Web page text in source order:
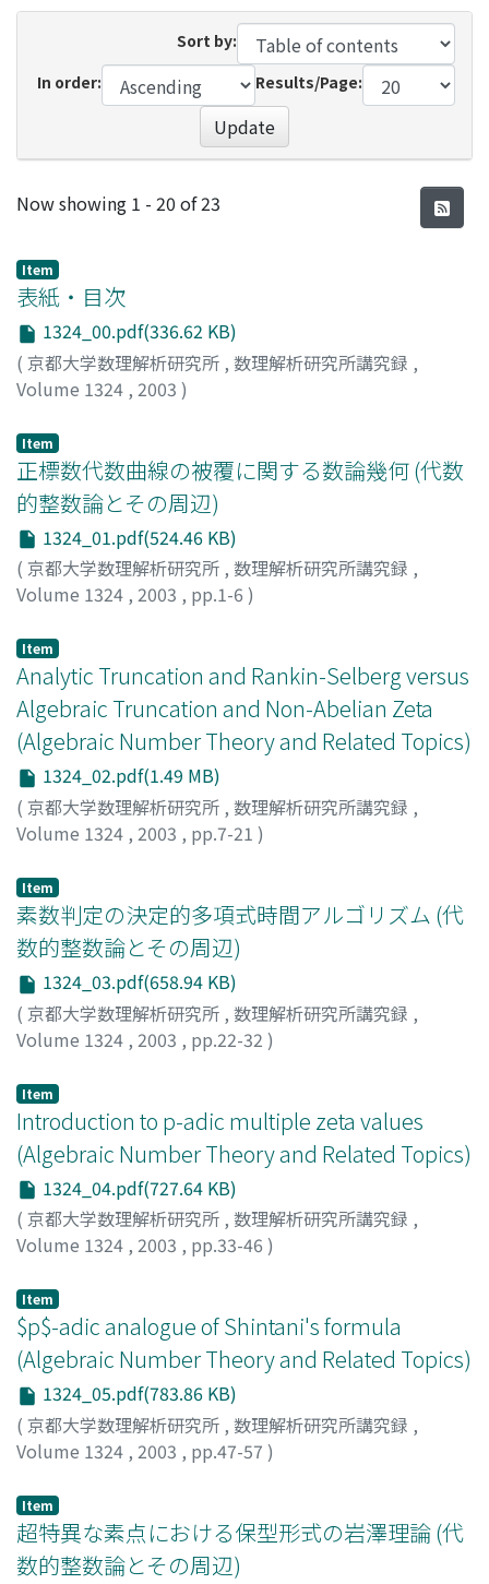
Sort by:
In order:
Results/Page:
Update
Recent Submissions
Now showing 1 - 20 of 23
Item
表紙・目次
1324_00.pdf(336.62 KB)
( 京都大学数理解析研究所 , 数理解析研究所講究録 ,
Volume 1324 , 2003 )
Item
正標数代数曲線の被覆に関する数論幾何 (代数
的整数論とその周辺)
1324_01.pdf(524.46 KB)
( 京都大学数理解析研究所 , 数理解析研究所講究録 ,
Volume 1324 , 2003 , pp.1-6 )
Item
Analytic Truncation and Rankin-Selberg versus
Algebraic Truncation and Non-Abelian Zeta
(Algebraic Number Theory and Related Topics)
1324_02.pdf(1.49 MB)
( 京都大学数理解析研究所 , 数理解析研究所講究録 ,
Volume 1324 , 2003 , pp.7-21 )
Item
素数判定の決定的多項式時間アルゴリズム (代
数的整数論とその周辺)
1324_03.pdf(658.94 KB)
( 京都大学数理解析研究所 , 数理解析研究所講究録 ,
Volume 1324 , 2003 , pp.22-32 )
Item
Introduction to p-adic multiple zeta values
(Algebraic Number Theory and Related Topics)
1324_04.pdf(727.64 KB)
( 京都大学数理解析研究所 , 数理解析研究所講究録 ,
Volume 1324 , 2003 , pp.33-46 )
Item
$p$-adic analogue of Shintani's formula
(Algebraic Number Theory and Related Topics)
1324_05.pdf(783.86 KB)
( 京都大学数理解析研究所 , 数理解析研究所講究録 ,
Volume 1324 , 2003 , pp.47-57 )
Item
超特異な素点における保型形式の岩澤理論 (代
数的整数論とその周辺)